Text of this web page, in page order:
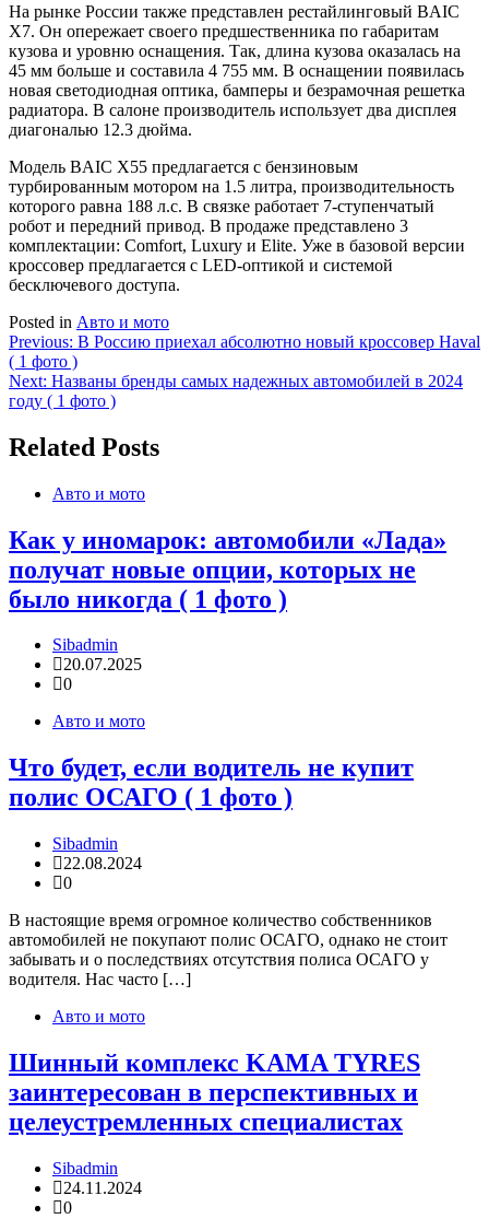
На рынке России также представлен рестайлинговый BAIC
X7. Он опережает своего предшественника по габаритам
кузова и уровню оснащения. Так, длина кузова оказалась на
45 мм больше и составила 4 755 мм. В оснащении появилась
новая светодиодная оптика, бамперы и безрамочная решетка
радиатора. В салоне производитель использует два дисплея
диагональю 12.3 дюйма.
Модель BAIC X55 предлагается с бензиновым
турбированным мотором на 1.5 литра, производительность
которого равна 188 л.с. В связке работает 7-ступенчатый
робот и передний привод. В продаже представлено 3
комплектации: Comfort, Luxury и Elite. Уже в базовой версии
кроссовер предлагается с LED-оптикой и системой
бесключевого доступа.
Posted in Авто и мото
Навигация
по
записям
Previous: В Россию приехал абсолютно новый кроссовер Haval
( 1 фото )
Next: Названы бренды самых надежных автомобилей в 2024
году ( 1 фото )
Related Posts
Авто и мото
Как у иномарок: автомобили «Лада»
получат новые опции, которых не
было никогда ( 1 фото )
Sibadmin
20.07.2025
0
Авто и мото
Что будет, если водитель не купит
полис ОСАГО ( 1 фото )
Sibadmin
22.08.2024
0
В настоящие время огромное количество собственников
автомобилей не покупают полис ОСАГО, однако не стоит
забывать и о последствиях отсутствия полиса ОСАГО у
водителя. Нас часто […]
Авто и мото
Шинный комплекс KAMA TYRES
заинтересован в перспективных и
целеустремленных специалистах
Sibadmin
24.11.2024
0